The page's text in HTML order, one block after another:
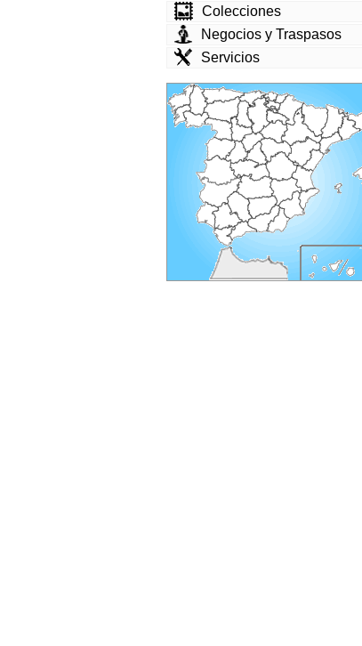
Colecciones
Negocios y Traspasos
Servicios